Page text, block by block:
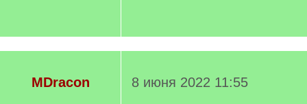
MDracon
8 июня 2022 11:55